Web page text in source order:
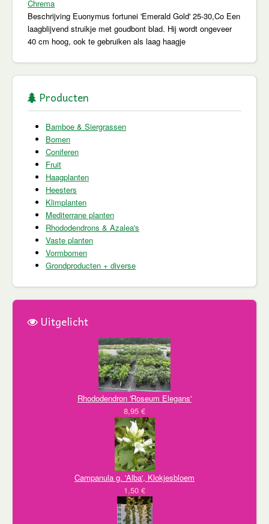
Chrema
Beschrijving Euonymus fortunei 'Emerald Gold' 25-30,Co Een
laagblijvend struikje met goudbont blad. Hij wordt ongeveer
40 cm hoog, ook te gebruiken als laag haagje
Producten
Bamboe & Siergrassen
Bomen
Coniferen
Fruit
Haagplanten
Heesters
Klimplanten
Mediterrane planten
Rhododendrons & Azalea's
Vaste planten
Vormbomen
Grondproducten + diverse
Uitgelicht
Rhododendron 'Roseum Elegans'
8,95 €
Campanula g. 'Alba', Klokjesbloem
1,50 €